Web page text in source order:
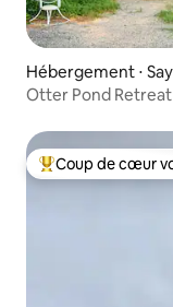
Hébergement ⋅
Otter Pond
Coups de cœur
Coup de cœur